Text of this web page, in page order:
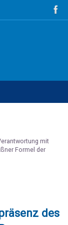
mit
Formel der
des